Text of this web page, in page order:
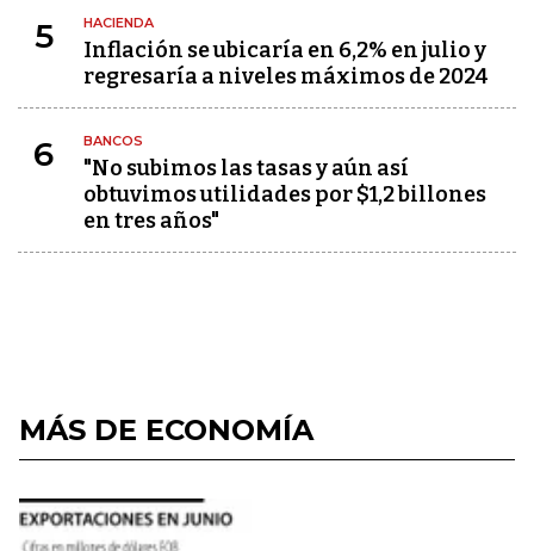
5 HACIENDA
Inflación se ubicaría en 6,2% en julio y
regresaría a niveles máximos de 2024
6 BANCOS
"No subimos las tasas y aún así
obtuvimos utilidades por $1,2 billones
en tres años"
MÁS DE ECONOMÍA